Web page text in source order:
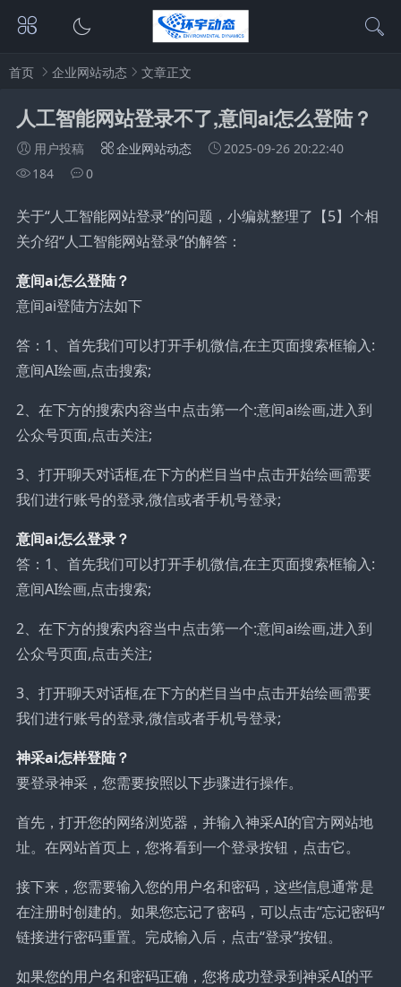
首页 企业网站动态 文章正文
人工智能网站登录不了,意间ai怎么登陆？
用户投稿 企业网站动态
2025-09-26 20:22:40
184
0
关于“人工智能网站登录”的问题，小编就整理了【5】个相
关介绍“人工智能网站登录”的解答：
意间ai怎么登陆？
意间ai登陆方法如下
答：1、首先我们可以打开手机微信,在主页面搜索框输入:
意间AI绘画,点击搜索;
2、在下方的搜索内容当中点击第一个:意间ai绘画,进入到
公众号页面,点击关注;
3、打开聊天对话框,在下方的栏目当中点击开始绘画需要
我们进行账号的登录,微信或者手机号登录;
意间ai怎么登录？
答：1、首先我们可以打开手机微信,在主页面搜索框输入:
意间AI绘画,点击搜索;
2、在下方的搜索内容当中点击第一个:意间ai绘画,进入到
公众号页面,点击关注;
3、打开聊天对话框,在下方的栏目当中点击开始绘画需要
我们进行账号的登录,微信或者手机号登录;
神采ai怎样登陆？
要登录神采，您需要按照以下步骤进行操作。
首先，打开您的网络浏览器，并输入神采AI的官方网站地
址。在网站首页上，您将看到一个登录按钮，点击它。
接下来，您需要输入您的用户名和密码，这些信息通常是
在注册时创建的。如果您忘记了密码，可以点击“忘记密码”
链接进行密码重置。完成输入后，点击“登录”按钮。
如果您的用户名和密码正确，您将成功登录到神采AI的平